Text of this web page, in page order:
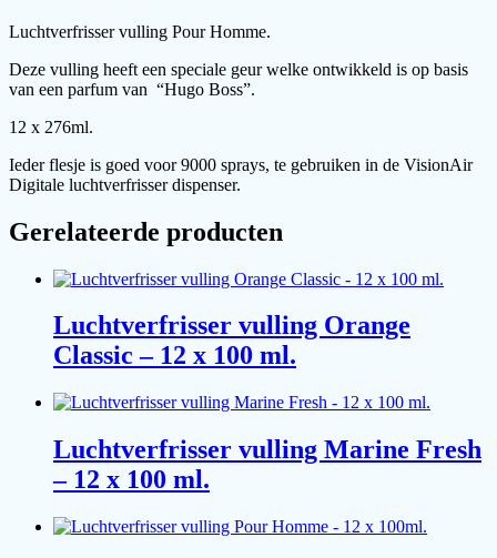
Luchtverfrisser vulling Pour Homme.
Deze vulling heeft een speciale geur welke ontwikkeld is op basis
van een parfum van “Hugo Boss”.
12 x 276ml.
Ieder flesje is goed voor 9000 sprays, te gebruiken in de VisionAir
Digitale luchtverfrisser dispenser.
Gerelateerde producten
Luchtverfrisser vulling Orange
Classic – 12 x 100 ml.
Luchtverfrisser vulling Marine Fresh
– 12 x 100 ml.